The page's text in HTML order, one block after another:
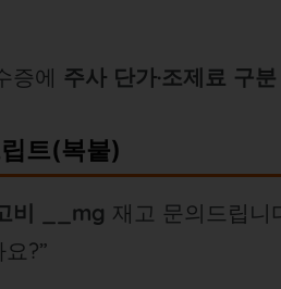
증에 주사 단가·조제료 구분
트(복붙)
비 __mg 재고 문의드립니
?”